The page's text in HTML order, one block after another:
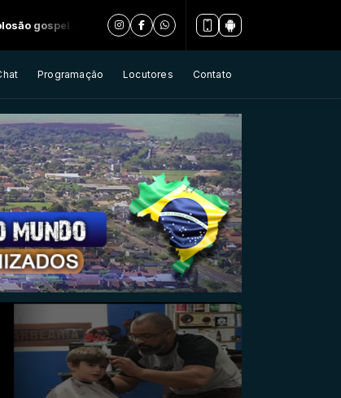
1
Programação Locutores Contato